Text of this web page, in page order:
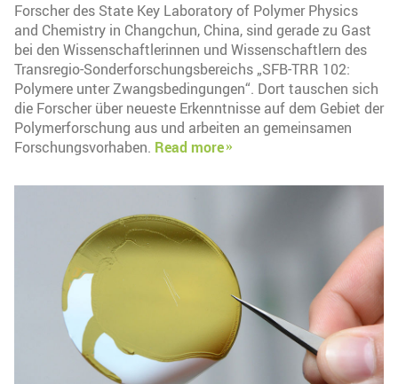
Forscher des State Key Laboratory of Polymer Physics
and Chemistry in Changchun, China, sind gerade zu Gast
bei den Wissenschaftlerinnen und Wissenschaftlern des
Transregio-Sonderforschungsbereichs „SFB-TRR 102:
Polymere unter Zwangsbedingungen“. Dort tauschen sich
die Forscher über neueste Erkenntnisse auf dem Gebiet der
Polymerforschung aus und arbeiten an gemeinsamen
Forschungsvorhaben. Read more